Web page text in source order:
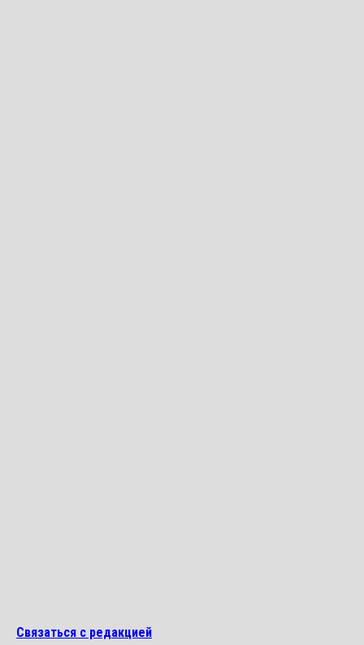
Связаться с редакцией